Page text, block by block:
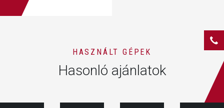
HASZNÁLT GÉPEK
Hasonló ajánlatok